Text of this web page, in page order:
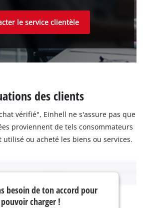
le service clientèle
des clients
vérifié", Einhell ne s'assure pas que
proviennent de tels consommateurs
ou acheté les biens ou services.
besoin de ton accord pour
pouvoir charger !